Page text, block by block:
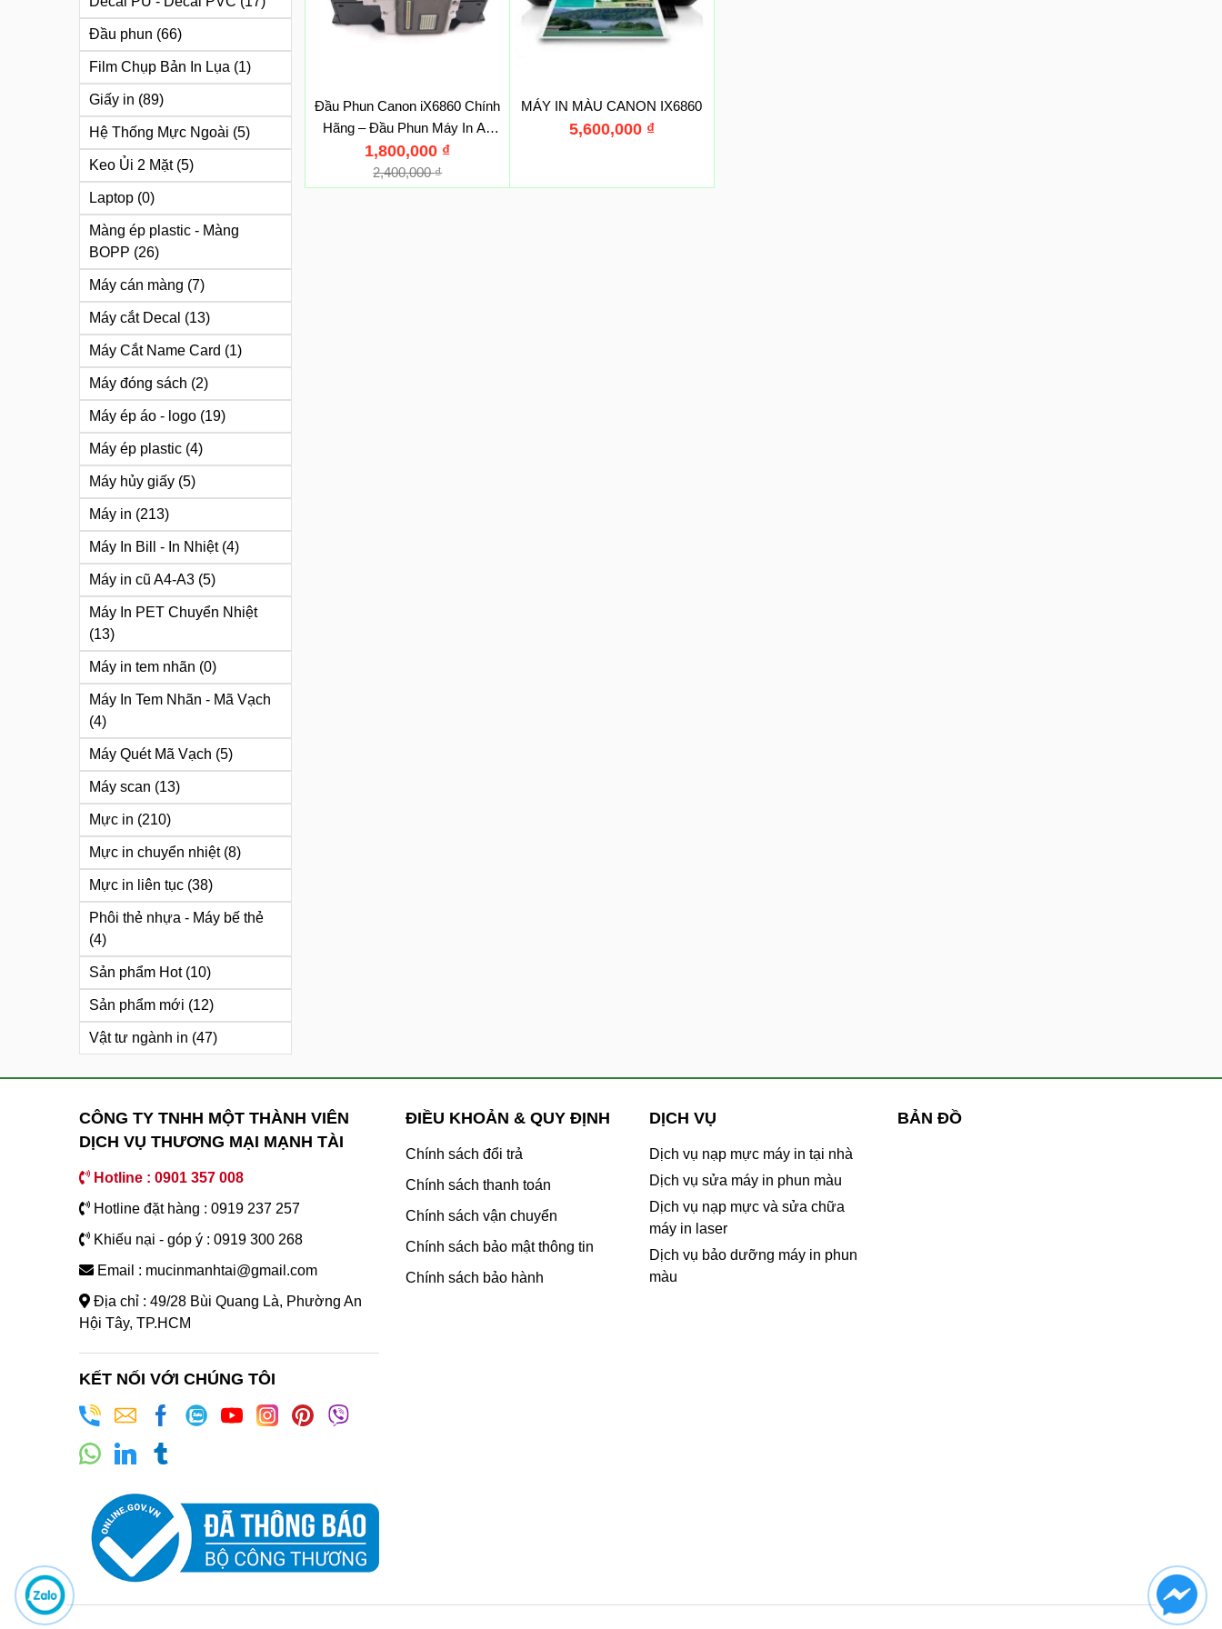
Đầu phun (66)
Film Chụp Bản In Lụa (1)
Giấy in (89)
Hệ Thống Mực Ngoài (5)
Keo Ủi 2 Mặt (5)
Laptop (0)
Màng ép plastic - Màng
BOPP (26)
Máy cán màng (7)
Máy cắt Decal (13)
Máy Cắt Name Card (1)
Máy đóng sách (2)
Máy ép áo - logo (19)
Máy ép plastic (4)
Máy hủy giấy (5)
Máy in (213)
Máy In Bill - In Nhiệt (4)
Máy in cũ A4-A3 (5)
Máy In PET Chuyển Nhiệt
(13)
Máy in tem nhãn (0)
Máy In Tem Nhãn - Mã Vạch
(4)
Máy Quét Mã Vạch (5)
Máy scan (13)
Mực in (210)
Mực in chuyển nhiệt (8)
Mực in liên tục (38)
Phôi thẻ nhựa - Máy bế thẻ
(4)
Sản phẩm Hot (10)
Sản phẩm mới (12)
Vật tư ngành in (47)
Đầu Phun Canon iX6860 Chính
Hãng – Đầu Phun Máy In A3
Canon 6860
2,400,000₫
1,800,000 ₫
MÁY IN MÀU CANON IX6860
5,600,000 ₫
CÔNG TY TNHH MỘT THÀNH VIÊN
DỊCH VỤ THƯƠNG MẠI MẠNH TÀI
Hotline : 0901 357 008
Hotline đặt hàng : 0919 237 257
Khiếu nại - góp ý : 0919 300 268
Email : mucinmanhtai@gmail.com
Địa chỉ : 49/28 Bùi Quang Là, Phường An
Hội Tây, TP.HCM
KẾT NỐI VỚI CHÚNG TÔI
ĐIỀU KHOẢN & QUY ĐỊNH
Chính sách đổi trả
Chính sách thanh toán
Chính sách vận chuyển
Chính sách bảo mật thông tin
Chính sách bảo hành
DỊCH VỤ
Dịch vụ nạp mực máy in tại nhà
Dịch vụ sửa máy in phun màu
Dịch vụ nạp mực và sửa chữa
máy in laser
Dịch vụ bảo dưỡng máy in phun
màu
BẢN ĐỒ